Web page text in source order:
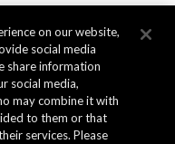
on our website,
social media
share information
social media,
may combine it with
to them or that
services. Please